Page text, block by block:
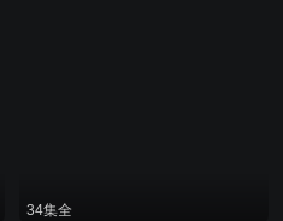
34集全